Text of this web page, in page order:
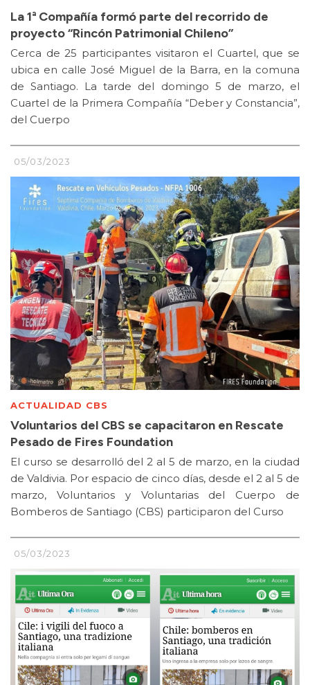
La 1ª Compañía formó parte del recorrido de
proyecto “Rincón Patrimonial Chileno”
Cerca de 25 participantes visitaron el Cuartel, que se
ubica en calle José Miguel de la Barra, en la comuna
de Santiago. La tarde del domingo 5 de marzo, el
Cuartel de la Primera Compañía “Deber y Constancia”,
del Cuerpo
05/03/2023
ACTUALIDAD CBS
Voluntarios del CBS se capacitaron en Rescate
Pesado de Fires Foundation
El curso se desarrolló del 2 al 5 de marzo, en la ciudad
de Valdivia. Por espacio de cinco días, desde el 2 al 5 de
marzo, Voluntarios y Voluntarias del Cuerpo de
Bomberos de Santiago (CBS) participaron del Curso
05/03/2023